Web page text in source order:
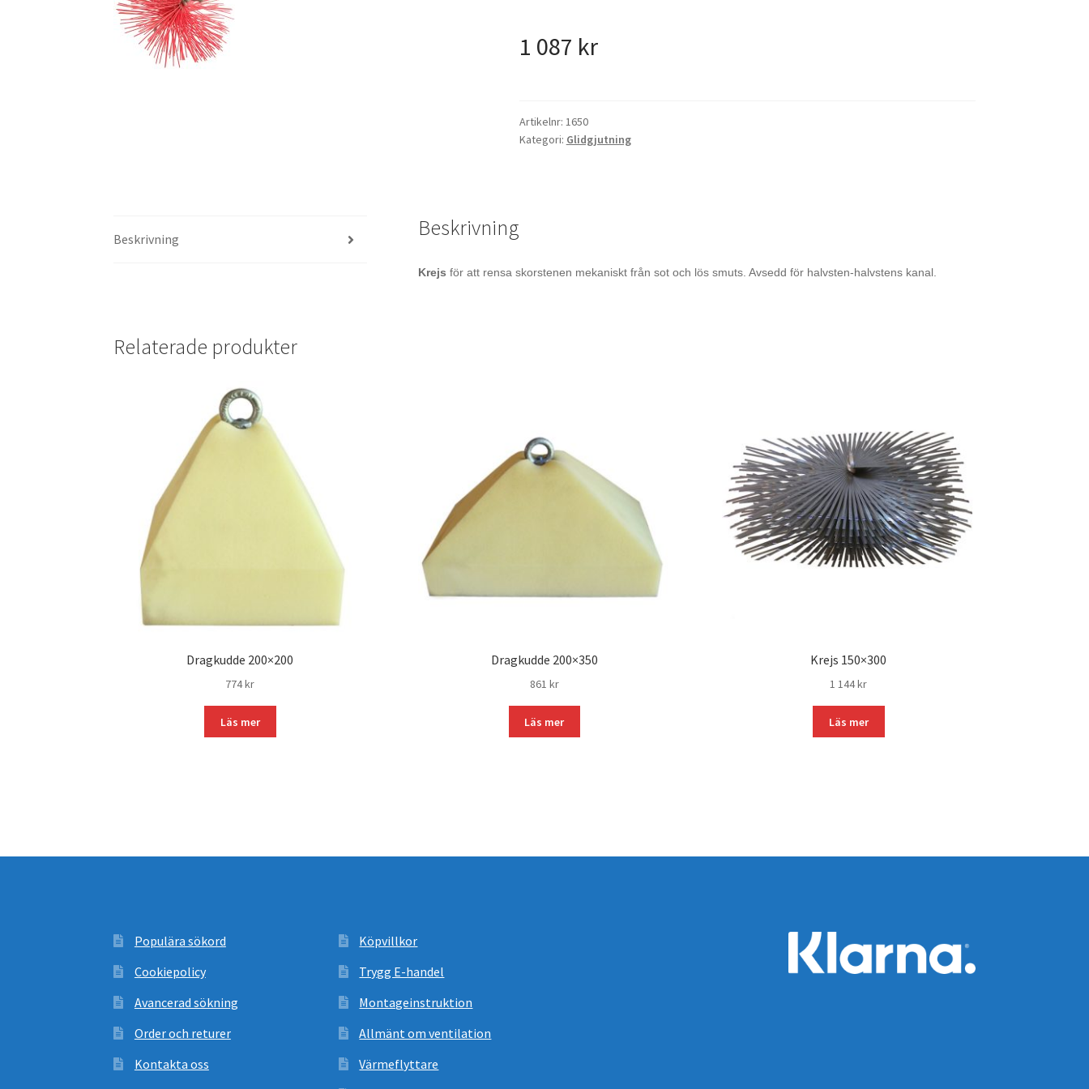
1 087 kr
Artikelnr: 1650
Kategori: Glidgjutning
Beskrivning Beskrivning
Krejs för att rensa skorstenen mekaniskt från sot och lös smuts. Avsedd för halvsten-halvstens kanal.
Relaterade produkter
Dragkudde 200×200
774kr
Läs mer
Dragkudde 200×350
861 kr
Läs mer
Krejs 150×300
1 144kr
Läs mer
Populära sökord
Cookiepolicy
Avancerad sökning
Order och returer
Kontakta oss
Köpvillkor
Trygg E-handel
Montageinstruktion
Allmänt om ventilation
Värmeflyttare